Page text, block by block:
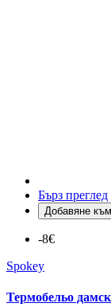
Бърз преглед
Добавяне
-8€
Spokey
Термобельо